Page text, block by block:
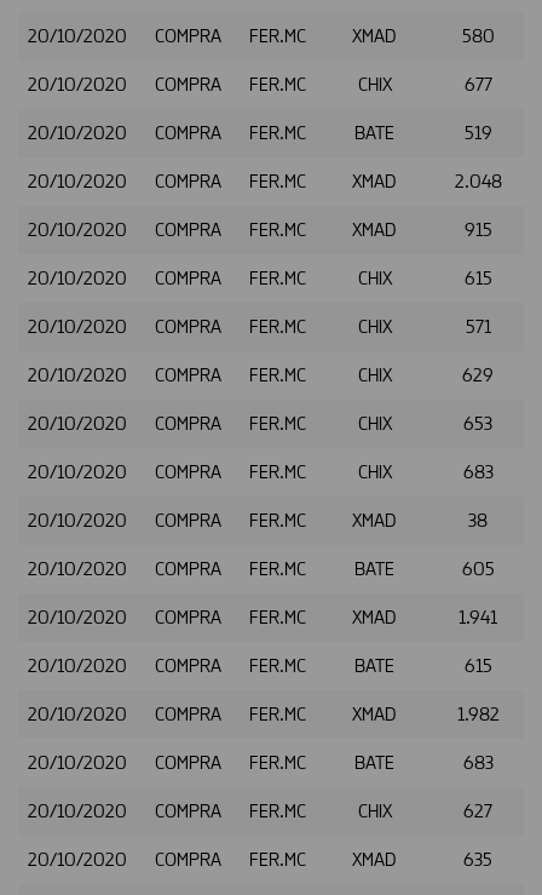
20/10/2020 COMPRA FER.MC XMAD 580
20/10/2020 COMPRA FER.MC CHIX 677
20/10/2020 COMPRA FER.MC BATE 519
20/10/2020 COMPRA FER.MC XMAD 2.048
20/10/2020 COMPRA FER.MC XMAD 915
20/10/2020 COMPRA FER.MC CHIX 615
20/10/2020 COMPRA FER.MC CHIX 571
20/10/2020 COMPRA FER.MC CHIX 629
20/10/2020 COMPRA FER.MC CHIX 653
20/10/2020 COMPRA FER.MC CHIX 683
20/10/2020 COMPRA FER.MC XMAD 38
20/10/2020 COMPRA FER.MC BATE 605
20/10/2020 COMPRA FER.MC XMAD 1.941
20/10/2020 COMPRA FER.MC BATE 615
20/10/2020 COMPRA FER.MC XMAD 1.982
20/10/2020 COMPRA FER.MC BATE 683
20/10/2020 COMPRA FER.MC CHIX 627
20/10/2020 COMPRA FER.MC XMAD 635